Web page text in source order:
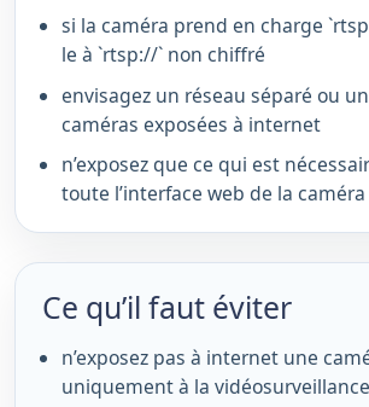
si la caméra prend en charge
le à `rtsp://` non chiffré
envisagez un réseau séparé ou
caméras exposées à internet
n’exposez que ce qui est
toute l’interface web de la caméra
Ce qu’il faut éviter
n’exposez pas à internet une
uniquement à la